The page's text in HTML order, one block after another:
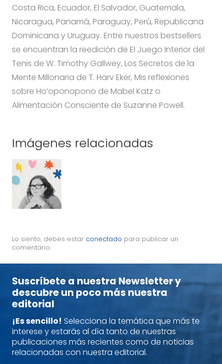
Costa Rica, Ecuador, El Salvador, Guatemala,
Nicaragua, Panamá, Paraguay, Perú, Republicana
Dominicana y Uruguay. Entre nuestros bestsellers
se encuentran la reedición de El Juego Interior del
Tenis de W. Timothy Gallwey, Los Secretos de la
Mente Millonaria de T. Harv Eker, Mis reflexiones
sobre Ho’oponopono de Mabel Katz o
Alimentación Consciente de Suzanne Powell.
Imágenes relacionadas
Lo siento, debes estar conectado para publicar un
comentario.
Suscríbete a nuestra Newsletter y
descubre un poco más nuestra
editorial
¡Es sencillo! Selecciona la temática que más te
interese y estarás al día tanto de nuestras
publicaciones más recientes como de noticias
relacionadas con nuestra editorial.